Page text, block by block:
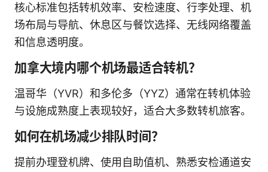
核心标准包括转机效率、安检速度、行李处理、机
场布局与导航、休息区与餐饮选择、无线网络覆盖
和信息透明度。
加拿大境内哪个机场最适合转机？
温哥华（YVR）和多伦多（YYZ）通常在转机体验
与设施成熟度上表现较好，适合大多数转机旅客。
如何在机场减少排队时间？
提前办理登机牌、使用自助值机、熟悉安检通道安